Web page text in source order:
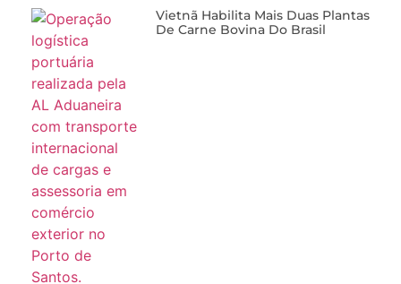
Vietnã Habilita Mais Duas Plantas
De Carne Bovina Do Brasil